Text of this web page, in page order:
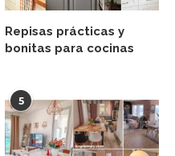
Repisas prácticas y
bonitas para cocinas
5